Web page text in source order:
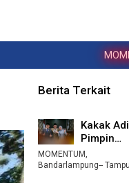
Berita Terkait
Kakak
Pimpin
Waykanan,
Adipati:
MOMENTUM,
Bandarlampung-- Tampuk